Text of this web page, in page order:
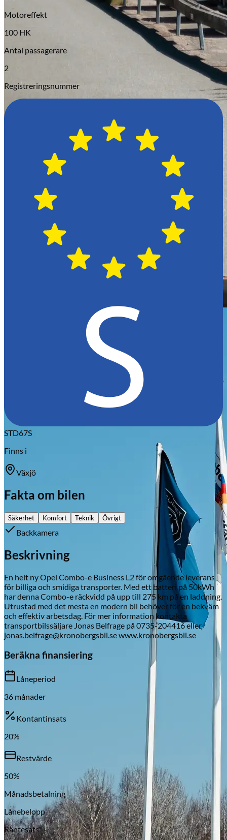
Skadeverkstad
Motoreffekt
100 HK
Antal passagerare
2
Registreringsnummer
STD67S
Finns i
Växjö
Fakta om bilen
Säkerhet Komfort Teknik Övrigt
Backkamera
Beskrivning
En helt ny Opel Combo-e Business L2 för omgående leverans
för billiga och smidiga transporter. Med ett batteri på 50kWh
har denna Combo-e räckvidd på upp till 275 km på en laddning.
Utrustad med det mesta en modern bil behöver för en bekväm
och effektiv arbetsdag. För mer information kontakta
transportbilssäljare Jonas Belfrage på 0735-204416 eller
jonas.belfrage@kronobergsbil.se www.kronobergsbil.se
Beräkna finansiering
Låneperiod
36 månader
Kontantinsats
20%
Restvärde
50%
Månadsbetalning
Lånebelopp
Räntesats*